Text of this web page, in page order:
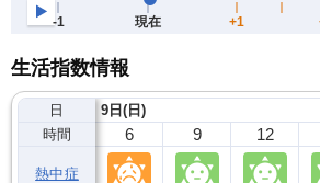
生活指数情報
日
時間
熱中症
9日(日)
6 9 12